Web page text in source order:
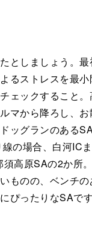
としましょう。最
るストレスを最
ェックすること
マから降ろし、お
ッグランのある
の場合、白河IC
高原SAの2か所
ものの、ベンチの
ぴったりなSAで